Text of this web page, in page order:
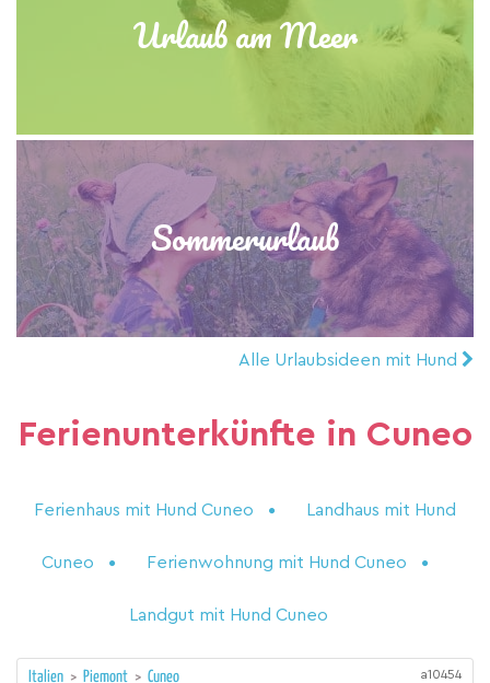
Urlaub am Meer
Sommerurlaub
Alle Urlaubsideen mit Hund
Ferienunterkünfte in Cuneo
Ferienhaus mit Hund Cuneo Landhaus mit Hund
Cuneo Ferienwohnung mit Hund Cuneo
Landgut mit Hund Cuneo
Italien > Piemont > Cuneo a10454